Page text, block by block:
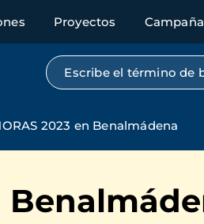
Proyectos
Búsqueda por texto
2023 en Benalmádena